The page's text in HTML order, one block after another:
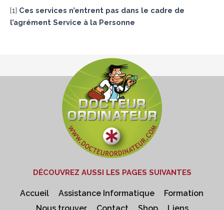
[1] Ces services n’entrent pas dans le cadre de
l’agrément Service à la Personne
DÉCOUVREZ AUSSI LES PAGES SUIVANTES
Accueil Assistance Informatique
Formation